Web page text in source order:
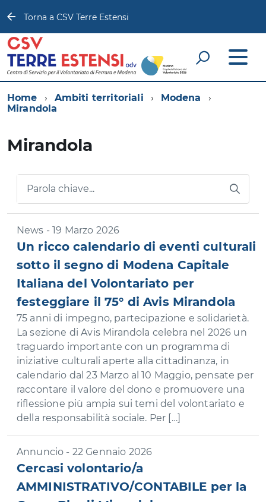
Torna a CSV Terre Estensi
Home Ambiti territoriali
Modena
Mirandola
Mirandola
Parola chiave...
News - 19 Marzo 2026
Un ricco calendario di eventi culturali
sotto il segno di Modena Capitale
Italiana del Volontariato per
festeggiare il 75° di Avis Mirandola
75 anni di impegno, partecipazione e solidarietà.
La sezione di Avis Mirandola celebra nel 2026 un
traguardo importante con un programma di
iniziative culturali aperte alla cittadinanza, in
calendario dal 23 Marzo al 10 Maggio, pensate per
raccontare il valore del dono e promuovere una
riflessione più ampia sui temi del volontariato e
della responsabilità sociale. Per […]
Annuncio - 22 Gennaio 2026
Cercasi volontario/a
AMMINISTRATIVO/CONTABILE per la